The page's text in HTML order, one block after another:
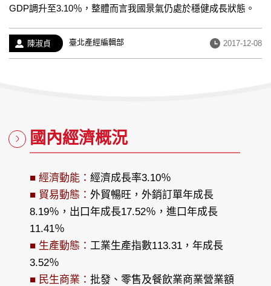
GDP調升至3.10％，整體而言我國景氣仍處於穩健成長狀態。
作
者：
陳淑貞
經
歷：
臺北產經編輯部
發
布
2017-12-08
國內經濟概況
■ 經濟動能： 經濟成長率3.10％
■ 貿易動態： 外貿暢旺，外銷訂單年成長
8.19％，出口年成長17.52％，進口年成長
11.41％
■ 生產動態： 工業生產指數113.31，年成長
3.52％
■ 民生商業： 批發、零售及餐飲業商業營業額